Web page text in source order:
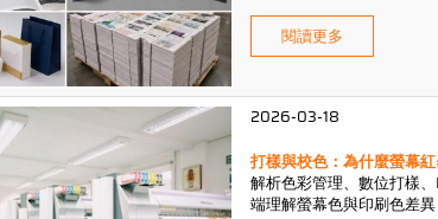
閱讀更多
2026-03-18
打樣與校色：為什麼螢幕
解析色彩管理、數位打樣
端理解螢幕色與印刷色差